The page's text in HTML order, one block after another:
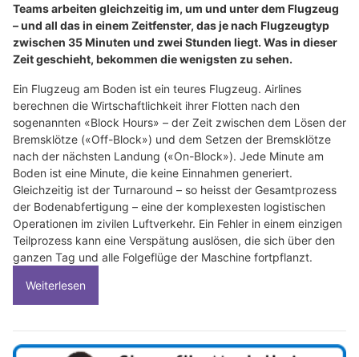
Teams arbeiten gleichzeitig im, um und unter dem Flugzeug
– und all das in einem Zeitfenster, das je nach Flugzeugtyp
zwischen 35 Minuten und zwei Stunden liegt. Was in dieser
Zeit geschieht, bekommen die wenigsten zu sehen.
Ein Flugzeug am Boden ist ein teures Flugzeug. Airlines
berechnen die Wirtschaftlichkeit ihrer Flotten nach den
sogenannten «Block Hours» – der Zeit zwischen dem Lösen der
Bremsklötze («Off-Block») und dem Setzen der Bremsklötze
nach der nächsten Landung («On-Block»). Jede Minute am
Boden ist eine Minute, die keine Einnahmen generiert.
Gleichzeitig ist der Turnaround – so heisst der Gesamtprozess
der Bodenabfertigung – eine der komplexesten logistischen
Operationen im zivilen Luftverkehr. Ein Fehler in einem einzigen
Teilprozess kann eine Verspätung auslösen, die sich über den
ganzen Tag und alle Folgeflüge der Maschine fortpflanzt.
Weiterlesen